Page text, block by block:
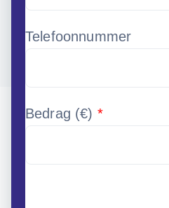
Telefoonnummer
Bedrag (€) *